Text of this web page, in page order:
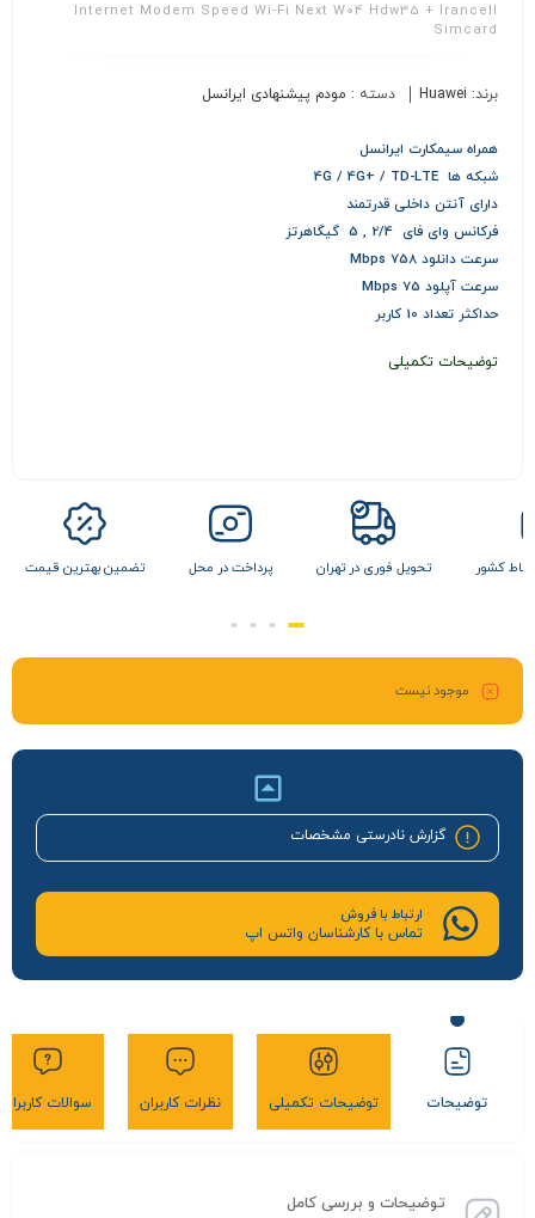
Internet Modem Speed Wi-Fi Next W04 Hdw35 + Irancell
Simcard
برند: Huawei دسته : مودم پیشنهادی ایرانسل
همراه سیمکارت ایرانسل
شبکه ها 4G / 4G+ / TD-LTE
دارای آنتن داخلی قدرتمند
فرکانس وای فای 2/4 , 5 گیگاهرتز
سرعت دانلود 758 Mbps
سرعت آپلود 75 Mbps
حداکثر تعداد 10 کاربر
توضیحات تکمیلی
نقاط کشور تحویل فوری در تهران پرداخت در محل تضمین بهترین قیمت
موجود نیست
گزارش نادرستی مشخصات
ارتباط با فروش
تماس با کارشناسان واتس اپ
توضیحات توضیحات تکمیلی نظرات کاربران سوالات کاربران
توضیحات و بررسی کامل